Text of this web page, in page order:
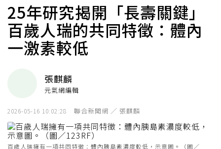
25年研究揭開「長壽關鍵」
百歲人瑞的共同特徵：體內
一激素較低
張麒麟
元氣網編輯
2026-05-16 10:02:28 聯合新聞網 ／ 張麒麟
百歲人瑞擁有一項共同特徵：體內胰島素濃度較低，示意圖。（圖／